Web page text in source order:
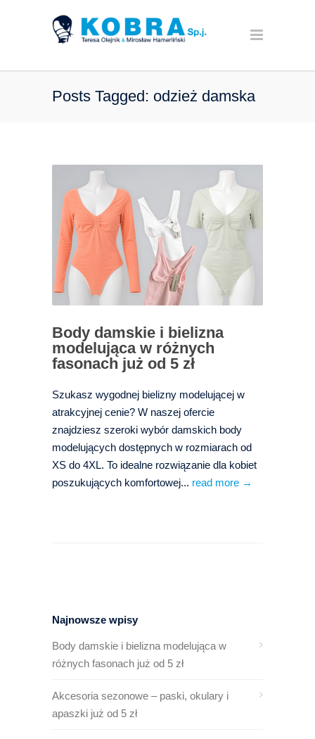
Posts Tagged: odzież damska
Body damskie i bielizna
modelująca w różnych
fasonach już od 5 zł
Szukasz wygodnej bielizny modelującej w
atrakcyjnej cenie? W naszej ofercie
znajdziesz szeroki wybór damskich body
modelujących dostępnych w rozmiarach od
XS do 4XL. To idealne rozwiązanie dla kobiet
poszukujących komfortowej... read more →
Najnowsze wpisy
Body damskie i bielizna modelująca w
różnych fasonach już od 5 zł
Akcesoria sezonowe – paski, okulary i
apaszki już od 5 zł